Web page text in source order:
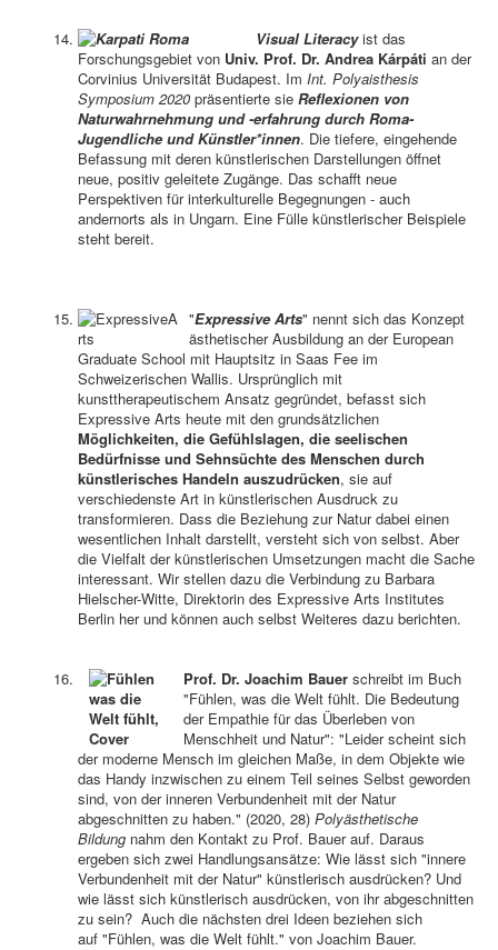
Visual Literacy ist das
Forschungsgebiet von Univ. Prof. Dr. Andrea Kárpáti an der
Corvinius Universität Budapest. Im Int. Polyaisthesis
Symposium 2020 präsentierte sie Reflexionen von
Naturwahrnehmung und -erfahrung durch Roma-
Jugendliche und Künstler*innen. Die tiefere, eingehende
Befassung mit deren künstlerischen Darstellungen öffnet
neue, positiv geleitete Zugänge. Das schafft neue
Perspektiven für interkulturelle Begegnungen - auch
andernorts als in Ungarn. Eine Fülle künstlerischer Beispiele
steht bereit.
"Expressive Arts" nennt sich das Konzept
ästhetischer Ausbildung an der European
Graduate School mit Hauptsitz in Saas Fee im
Schweizerischen Wallis. Ursprünglich mit
kunsttherapeutischem Ansatz gegründet, befasst sich
Expressive Arts heute mit den grundsätzlichen
Möglichkeiten, die Gefühlslagen, die seelischen
Bedürfnisse und Sehnsüchte des Menschen durch
künstlerisches Handeln auszudrücken, sie auf
verschiedenste Art in künstlerischen Ausdruck zu
transformieren. Dass die Beziehung zur Natur dabei einen
wesentlichen Inhalt darstellt, versteht sich von selbst. Aber
die Vielfalt der künstlerischen Umsetzungen macht die Sache
interessant. Wir stellen dazu die Verbindung zu Barbara
Hielscher-Witte, Direktorin des Expressive Arts Institutes
Berlin her und können auch selbst Weiteres dazu berichten.
Prof. Dr. Joachim Bauer schreibt im Buch
"Fühlen, was die Welt fühlt. Die Bedeutung
der Empathie für das Überleben von
Menschheit und Natur": "Leider scheint sich
der moderne Mensch im gleichen Maße, in dem Objekte wie
das Handy inzwischen zu einem Teil seines Selbst geworden
sind, von der inneren Verbundenheit mit der Natur
abgeschnitten zu haben." (2020, 28) Polyästhetische
Bildung nahm den Kontakt zu Prof. Bauer auf. Daraus
ergeben sich zwei Handlungsansätze: Wie lässt sich "innere
Verbundenheit mit der Natur" künstlerisch ausdrücken? Und
wie lässt sich künstlerisch ausdrücken, von ihr abgeschnitten
zu sein? Auch die nächsten drei Ideen beziehen sich
auf "Fühlen, was die Welt fühlt." von Joachim Bauer.